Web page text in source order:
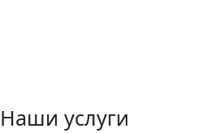
Наши услуги